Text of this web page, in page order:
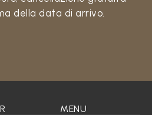
della data di arrivo.
MENU